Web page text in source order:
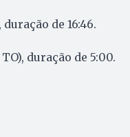
de 16:46.
duração de 5:00.